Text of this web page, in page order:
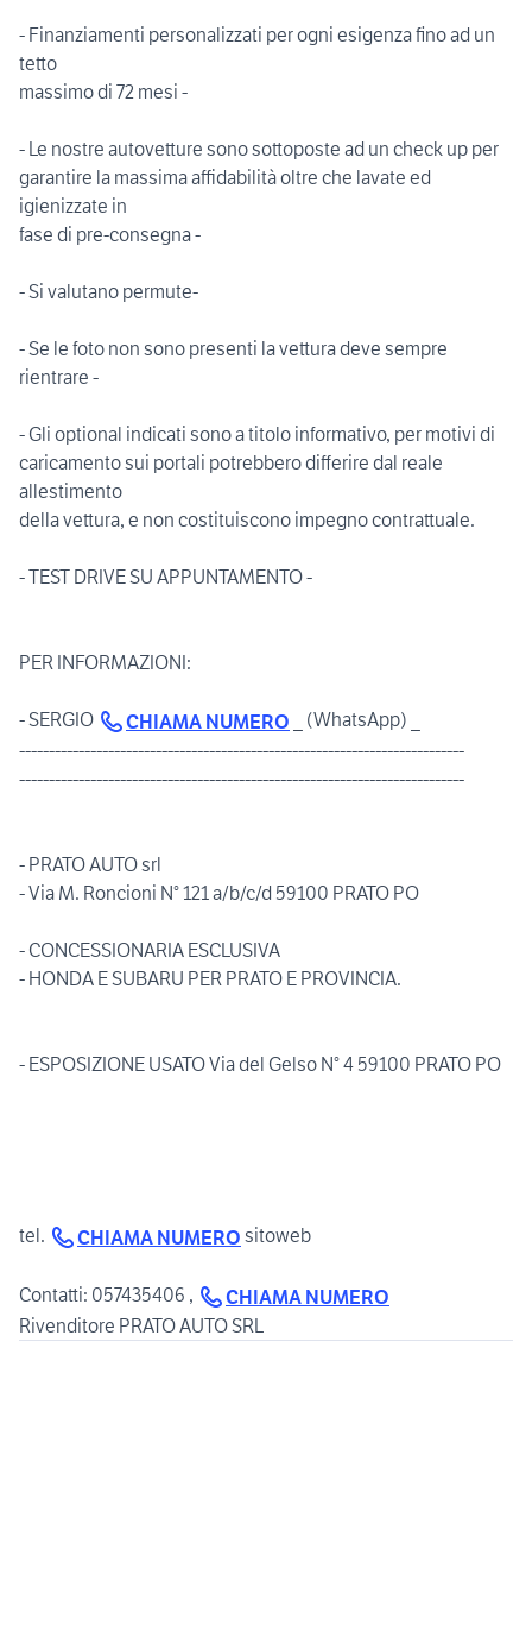
- Finanziamenti personalizzati per ogni esigenza fino ad un
tetto
massimo di 72 mesi -
- Le nostre autovetture sono sottoposte ad un check up per
garantire la massima affidabilità oltre che lavate ed
igienizzate in
fase di pre-consegna -
- Si valutano permute-
- Se le foto non sono presenti la vettura deve sempre
rientrare -
- Gli optional indicati sono a titolo informativo, per motivi di
caricamento sui portali potrebbero differire dal reale
allestimento
della vettura, e non costituiscono impegno contrattuale.
- TEST DRIVE SU APPUNTAMENTO -
PER INFORMAZIONI:
- SERGIO CHIAMA NUMERO _ (WhatsApp) _
---------------------------------------------------------------------------
---------------------------------------------------------------------------
- PRATO AUTO srl
- Via M. Roncioni N° 121 a/b/c/d 59100 PRATO PO
- CONCESSIONARIA ESCLUSIVA
- HONDA E SUBARU PER PRATO E PROVINCIA.
- ESPOSIZIONE USATO Via del Gelso N° 4 59100 PRATO PO
tel. CHIAMA NUMERO sitoweb
Contatti: 057435406 ,
CHIAMA NUMERO
Rivenditore PRATO AUTO SRL